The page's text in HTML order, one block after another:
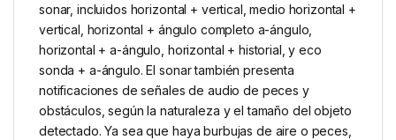
sonar, incluidos horizontal + vertical, medio horizontal +
vertical, horizontal + ángulo completo a-ángulo,
horizontal + a-ángulo, horizontal + historial, y eco
sonda + a-ángulo. El sonar también presenta
notificaciones de señales de audio de peces y
obstáculos, según la naturaleza y el tamaño del objeto
detectado. Ya sea que haya burbujas de aire o peces,